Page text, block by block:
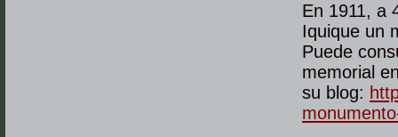
En 1911, a
Iquique un
Puede
memorial
su blog: